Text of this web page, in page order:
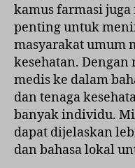
kamus farmasi
penting untuk
masyarakat umum
kesehatan.
medis ke dalam
dan tenaga
banyak individu.
dapat dijelaskan
dan bahasa lokal